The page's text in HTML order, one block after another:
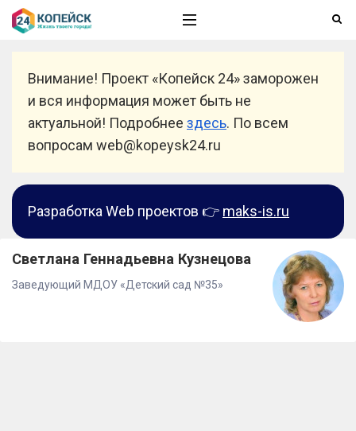
Внимание! Проект «Копейск 24» заморожен
и вся информация может быть не
актуальной! Подробнее здесь. По всем
вопросам web@kopeysk24.ru
Разработка Web проектов 👉 maks-is.ru
Светлана Геннадьевна Кузнецова
Заведующий МДОУ «Детский сад №35»